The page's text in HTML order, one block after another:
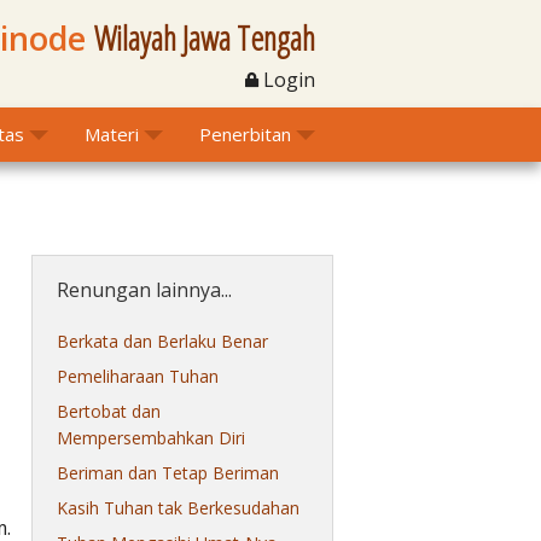
Wilayah Jawa Tengah
Login
Materi Penerbitan
Renungan lainnya...
Berkata dan Berlaku Benar
Pemeliharaan Tuhan
Bertobat dan
Mempersembahkan Diri
Beriman dan Tetap Beriman
Kasih Tuhan tak Berkesudahan